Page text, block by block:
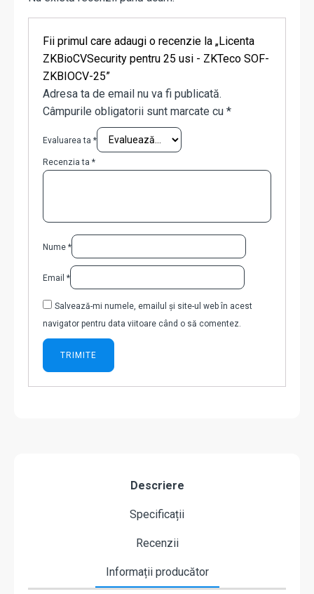
Fii primul care adaugi o recenzie la „Licenta
ZKBioCVSecurity pentru 25 usi - ZKTeco SOF-
ZKBIOCV-25”
Adresa ta de email nu va fi publicată.
Câmpurile obligatorii sunt marcate cu *
Evaluarea ta *
Recenzia ta *
Nume *
Email *
Salvează-mi numele, emailul și site-ul web în acest
navigator pentru data viitoare când o să comentez.
Descriere
Specificații
Recenzii
Informații producător